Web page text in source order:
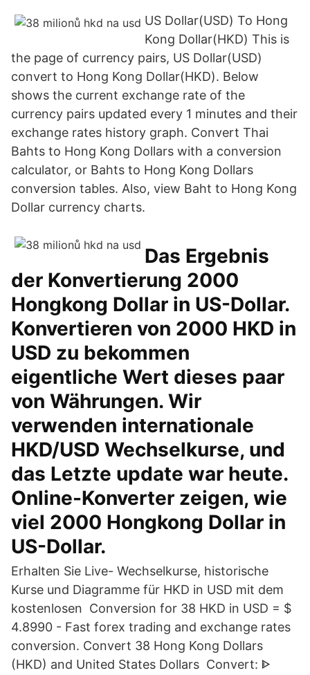
US Dollar(USD) To Hong
Kong Dollar(HKD) This is
the page of currency pairs, US Dollar(USD)
convert to Hong Kong Dollar(HKD). Below
shows the current exchange rate of the
currency pairs updated every 1 minutes and their
exchange rates history graph. Convert Thai
Bahts to Hong Kong Dollars with a conversion
calculator, or Bahts to Hong Kong Dollars
conversion tables. Also, view Baht to Hong Kong
Dollar currency charts.
Das Ergebnis
der Konvertierung 2000
Hongkong Dollar in US-Dollar.
Konvertieren von 2000 HKD in
USD zu bekommen
eigentliche Wert dieses paar
von Währungen. Wir
verwenden internationale
HKD/USD Wechselkurse, und
das Letzte update war heute.
Online-Konverter zeigen, wie
viel 2000 Hongkong Dollar in
US-Dollar.
Erhalten Sie Live- Wechselkurse, historische
Kurse und Diagramme für HKD in USD mit dem
kostenlosen Conversion for 38 HKD in USD = $
4.8990 - Fast forex trading and exchange rates
conversion. Convert 38 Hong Kong Dollars
(HKD) and United States Dollars Convert: ᐈ